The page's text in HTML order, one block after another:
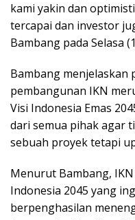
kami yakin dan
tercapai dan investor
Bambang pada Selasa
Bambang menjelaskan
pembangunan IKN
Visi Indonesia Emas
dari semua pihak agar
sebuah proyek tetapi
Menurut Bambang,
Indonesia 2045 yang
berpenghasilan